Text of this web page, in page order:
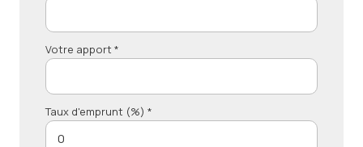
Votre apport *
Taux d'emprunt (%) *